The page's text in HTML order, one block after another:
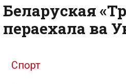
Беларуская
пераехала ва
Спорт